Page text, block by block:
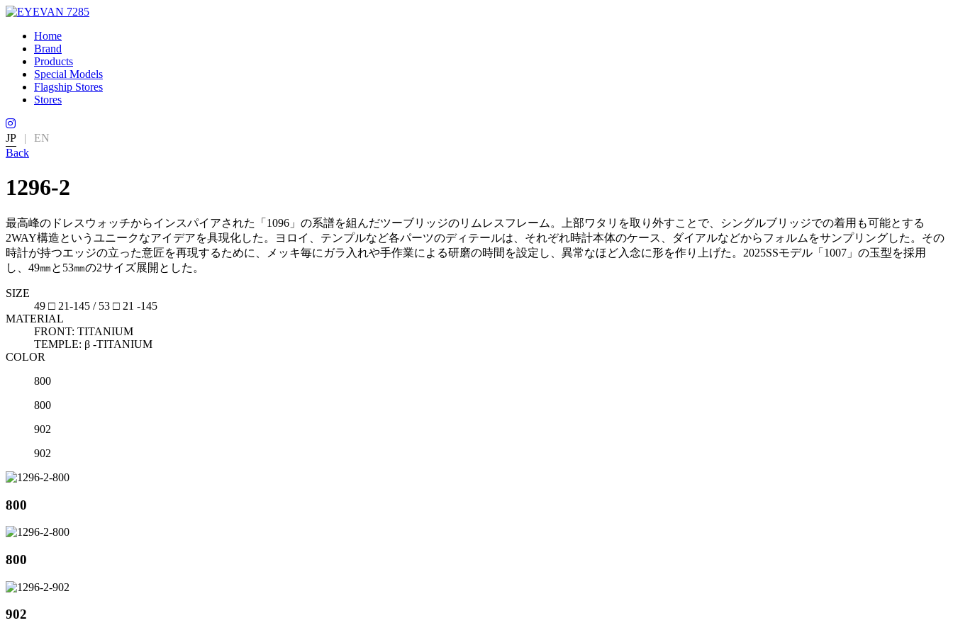
Home
Brand
Products
Special Models
Flagship Stores
Stores
JP |
EN
Back
1296-2
最高峰のドレスウォッチからインスパイアされた「1096」の系譜を組んだツーブリッジのリムレスフレーム。上部ワタリを取り外すことで、シングルブリッジでの着用も可能とする
2WAY構造というユニークなアイデアを具現化した。ヨロイ、テンプルなど各パーツのディテールは、それぞれ時計本体のケース、ダイアルなどからフォルムをサンプリングした。その
時計が持つエッジの立った意匠を再現するために、メッキ毎にガラ入れや手作業による研磨の時間を設定し、異常なほど入念に形を作り上げた。2025SSモデル「1007」の玉型を採用
し、49㎜と53㎜の2サイズ展開とした。
SIZE
49 □ 21-145 / 53 □ 21 -145
MATERIAL
FRONT: TITANIUM
TEMPLE: β -TITANIUM
COLOR
800
800
902
902
800
800
902